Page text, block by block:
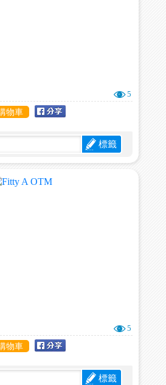
5
物車
標籤
5
物車
標籤